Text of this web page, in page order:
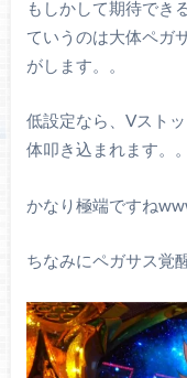
もしかして期待でき
ていうのは大体ペガ
がします。。
低設定なら、Vスト
体叩き込まれます。。
かなり極端ですね
ちなみにペガサス覚